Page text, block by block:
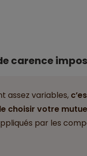
carence
assez variables,
choisir votre
par les